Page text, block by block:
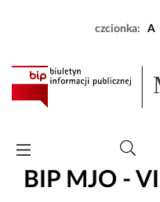
czcionka: A
BIP MJO -